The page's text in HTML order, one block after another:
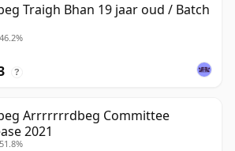
Traigh Bhan 19 jaar oud / Batch
?
Arrrrrrrdbeg Committee
2021